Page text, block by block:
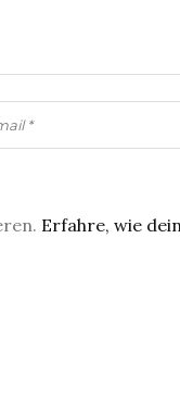
Erfahre, wie